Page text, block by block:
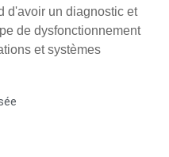
d'avoir un diagnostic et
de dysfonctionnement
et systèmes